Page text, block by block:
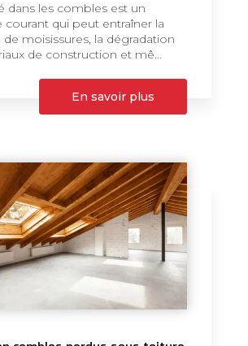
dans les combles est un
qui peut entraîner la
moisissures, la dégradation
de construction et mê...
En savoir plus